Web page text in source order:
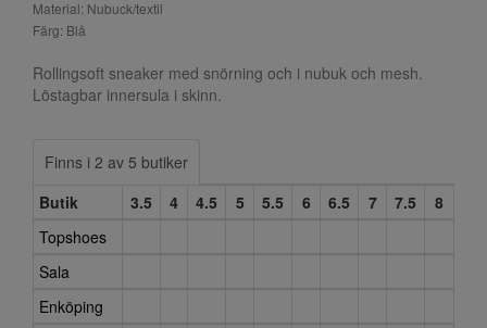
Material: Nubuck/textil
Färg: Blå
Rollingsoft sneaker med snörning och i nubuk och mesh.
Löstagbar innersula i skinn.
Finns i 2 av 5 butiker
Butik
3.5 4 4.5 5 5.5 6 6.5 7 7.5
8
Topshoes
Sala
Enköping